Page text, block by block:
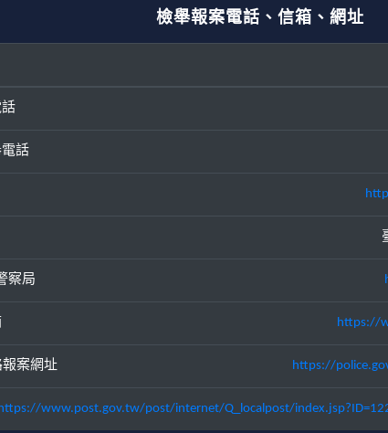
檢舉報案電話、信箱、網址
話
察局
https://
報案網址 https://
www.post.gov.tw/post/internet/Q_localpost/